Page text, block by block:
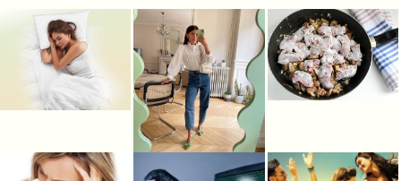
Мир женщины (1812)